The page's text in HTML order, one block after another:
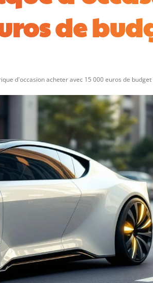
de
d'occasion acheter avec 15 000 euros de budget